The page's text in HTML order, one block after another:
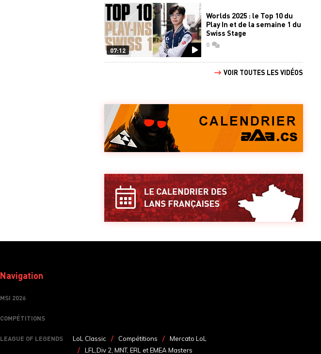
07:12
Worlds 2025 : le Top 10 du
Play In et de la semaine 1 du
Swiss Stage
0commentaires
VOIR TOUTES LES VIDÉOS
Navigation
MSI 2026
COMPÉTITIONS
LEAGUE OF LEGENDS LoL Classic Compétitions
Mercato LoL
LFL,Div 2, MNT, ERL et EMEA Masters